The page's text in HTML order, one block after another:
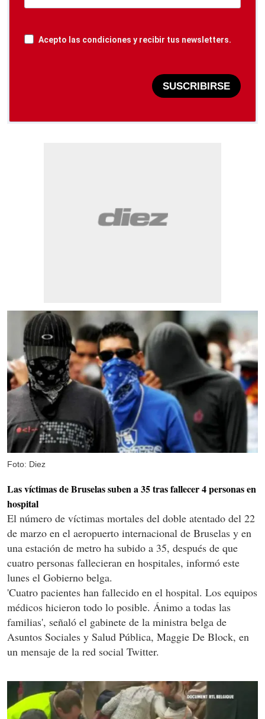
Acepto las condiciones y recibir tus newsletters.
SUSCRIBIRSE
Foto: Diez
Las víctimas de Bruselas suben a 35 tras fallecer 4 personas en
hospital
El número de víctimas mortales del doble atentado del 22
de marzo en el aeropuerto internacional de Bruselas y en
una estación de metro ha subido a 35, después de que
cuatro personas fallecieran en hospitales, informó este
lunes el Gobierno belga.
'Cuatro pacientes han fallecido en el hospital. Los equipos
médicos hicieron todo lo posible. Ánimo a todas las
familias', señaló el gabinete de la ministra belga de
Asuntos Sociales y Salud Pública, Maggie De Block, en
un mensaje de la red social Twitter.